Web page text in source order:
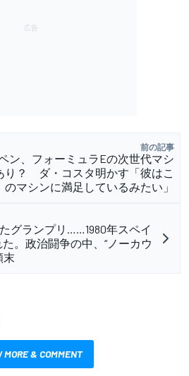
前の記事
ン、フォーミュラEの次世代マシ
り？ ダ・コスタ明かす「彼はこ
のマシンに満足しているみたい」
グランプリ……1980年スペイ
。政治闘争の中、“ノーカウ
末
MORE & COMMENT